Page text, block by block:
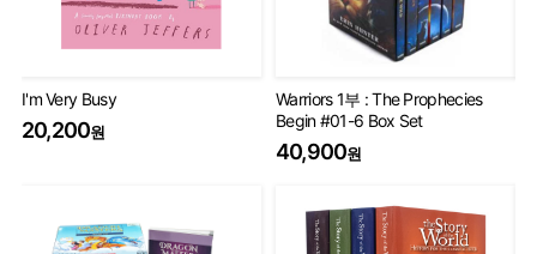
I'm Very Busy
20,200원
Warriors 1부 : The Prophecies
Begin #01-6 Box Set
40,900원